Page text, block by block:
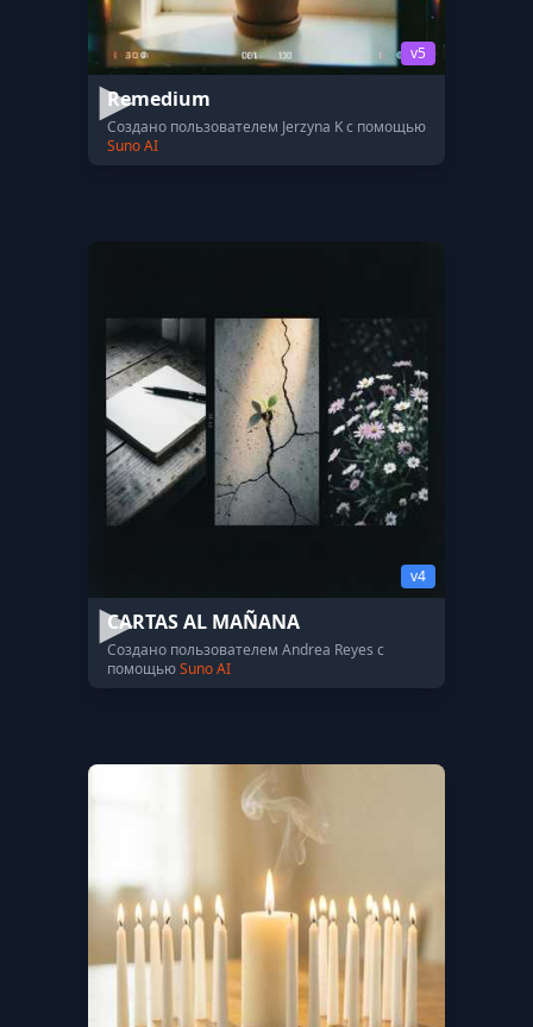
v5
Remedium
Создано пользователем Jerzyna K с помощью
Suno AI
v4
CARTAS AL MAÑANA
Создано пользователем Andrea Reyes с
помощьюSuno AI